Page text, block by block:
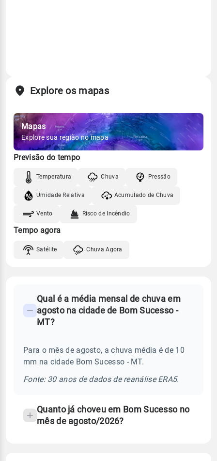
Explore os mapas
Mapas
Explore sua região no mapa
Previsão do tempo
Temperatura Chuva Pressão
Umidade Relativa Acumulado de Chuva
Vento Risco de Incêndio
Tempo agora
Satélite Chuva Agora
Perguntas
frequentes
chuva
temperatura
Qual é a média mensal de chuva em
agosto na cidade de Bom Sucesso -
MT?
Para o mês de agosto, a chuva média é de 10
mm na cidade Bom Sucesso - MT.
Fonte: 30 anos de dados de reanálise ERA5.
Quanto já choveu em Bom Sucesso no
mês de agosto/2026?